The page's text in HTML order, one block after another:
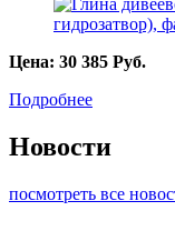
Цена: 30 385 Руб.
Подробнее
Новости
посмотреть все